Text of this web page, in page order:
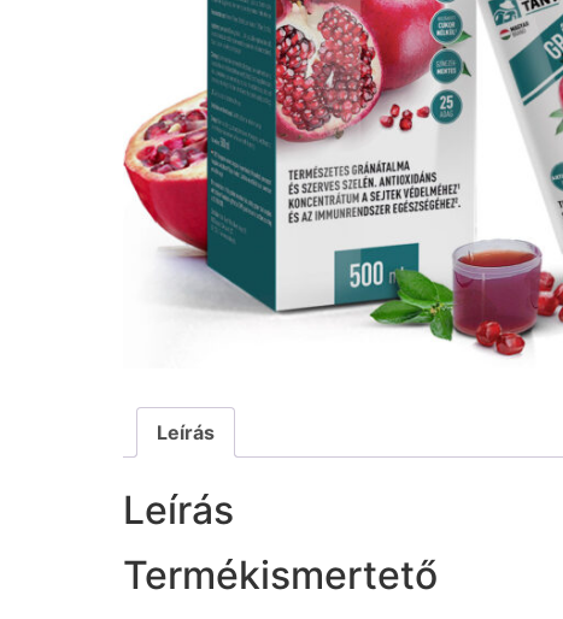
Leírás
Leírás
Termékismertető